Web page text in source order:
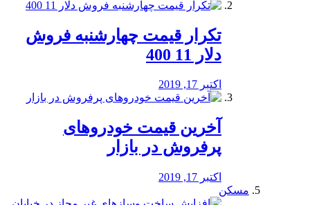
تکرار قیمت چهارشنبه فروش
دلار 11 400
اکتبر 17, 2019
آخرین قیمت خودرو‌های
پرفروش در بازار
اکتبر 17, 2019
مسکن